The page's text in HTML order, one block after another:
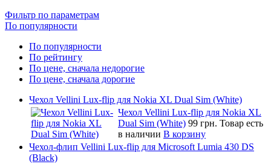
Фильтр по параметрам
По популярности
По популярности
По рейтингу
По цене, сначала недорогие
По цене, сначала дорогие
Чехол Vellini Lux-flip для Nokia XL Dual Sim (White)
Чехол Vellini Lux-flip для Nokia XL
Dual Sim (White) 99 грн. Товар есть
в наличии В корзину
Чехол-флип Vellini Lux-flip для Microsoft Lumia 430 DS
(Black)